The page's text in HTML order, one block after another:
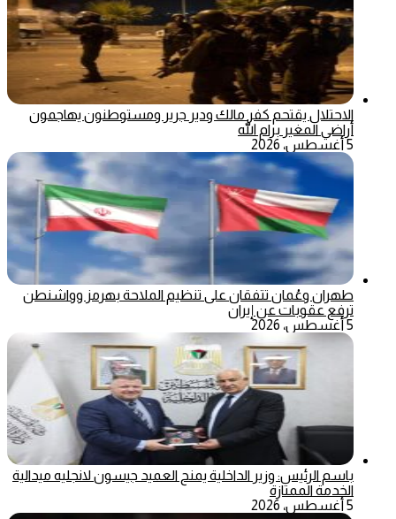
الاحتلال يقتحم كفر مالك ودير جرير ومستوطنون يهاجمون
أراضي المغير برام الله
5 أغسطس، 2026
طهران وعُمان تتفقان على تنظيم الملاحة بهرمز وواشنطن
ترفع عقوبات عن إيران
5 أغسطس، 2026
باسم الرئيس: وزير الداخلية يمنح العميد جيسون لانجليه ميدالية
الخدمة الممتازة
5 أغسطس، 2026